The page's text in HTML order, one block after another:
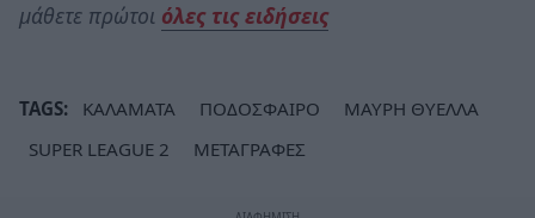
μάθετε πρώτοι όλες τις ειδήσεις
TAGS: ΚΑΛΑΜΑΤΑ ΠΟΔΟΣΦΑΙΡΟ
ΜΑΥΡΗ ΘΥΕΛΛΑ
SUPER LEAGUE 2
ΜΕΤΑΓΡΑΦΕΣ